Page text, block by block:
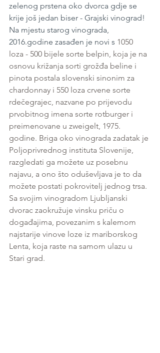
zelenog prstena oko dvorca gdje se
krije još jedan biser - Grajski vinograd!
Na mjestu starog vinograda,
2016.godine zasađen je novi s 1050
loza - 500 bijele sorte belpin, koja je na
osnovu križanja sorti grožđa beline i
pinota postala slovenski sinonim za
chardonnay i 550 loza crvene sorte
rdečegrajec, nazvane po prijevodu
prvobitnog imena sorte rotburger i
preimenovane u zweigelt, 1975.
godine. Briga oko vinograda zadatak je
Poljoprivrednog instituta Slovenije,
razgledati ga možete uz posebnu
najavu, a ono što oduševljava je to da
možete postati pokrovitelj jednog trsa.
Sa svojim vinogradom Ljubljanski
dvorac zaokružuje vinsku priču o
događajima, povezanim s kalemom
najstarije vinove loze iz mariborskog
Lenta, koja raste na samom ulazu u
Stari grad.